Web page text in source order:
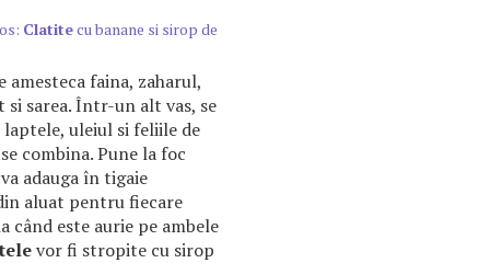
Clatitecu banane si sirop de
amesteca faina, zaharul,
sarea. Într-un alt vas, se
laptele, uleiul si feliile de
combina. Pune la foc
adauga în tigaie
aluat pentru fiecare
când este aurie pe ambele
vor fi stropite cu sirop